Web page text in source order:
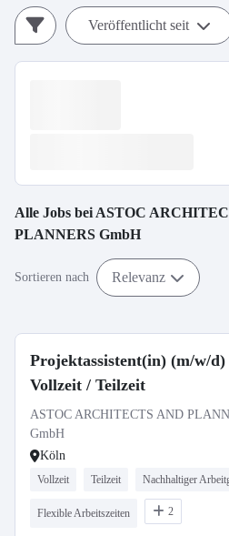
Veröffentlicht seit
Alle Jobs bei ASTOC
PLANNERS GmbH
Sortieren nach Relevanz
Projektassistent(in) (m/w/d)
Vollzeit / Teilzeit
ASTOC ARCHITECTS AND
GmbH
Köln
Vollzeit Teilzeit Nachhaltiger
Flexible Arbeitszeiten 2